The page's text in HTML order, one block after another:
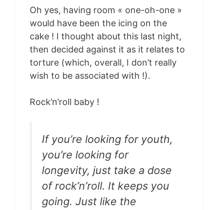
Oh yes, having room « one-oh-one »
would have been the icing on the
cake ! I thought about this last night,
then decided against it as it relates to
torture (which, overall, I don’t really
wish to be associated with !).
Rock’n’roll baby !
If you’re looking for youth,
you’re looking for
longevity, just take a dose
of rock’n’roll. It keeps you
going. Just like the